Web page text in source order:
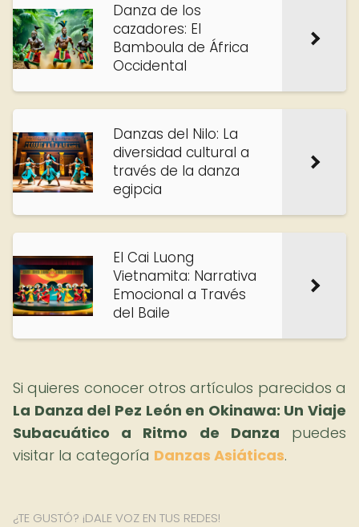
Danza de los
cazadores: El
Bamboula de África
Occidental
Danzas del Nilo: La
diversidad cultural a
través de la danza
egipcia
El Cai Luong
Vietnamita: Narrativa
Emocional a Través
del Baile
Si quieres conocer otros artículos parecidos a
La Danza del Pez León en Okinawa: Un Viaje
Subacuático a Ritmo de Danza puedes
visitar la categoría Danzas Asiáticas.
¿TE GUSTÓ? ¡DALE VOZ EN TUS REDES!